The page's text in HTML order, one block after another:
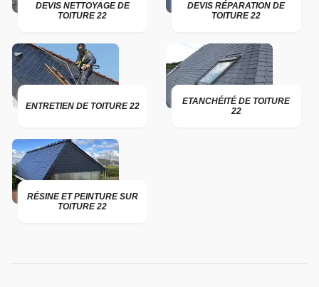
DEVIS NETTOYAGE DE
TOITURE 22
DEVIS RÉPARATION DE
TOITURE 22
ENTRETIEN DE TOITURE 22
ETANCHÉITÉ DE TOITURE
22
RÉSINE ET PEINTURE SUR
TOITURE 22